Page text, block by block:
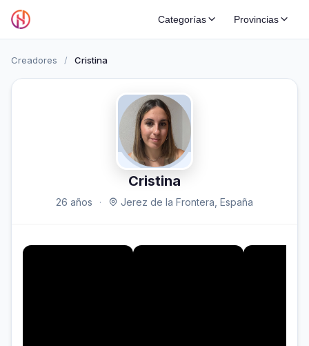
Categorías Provincias
Creadores / Cristina
Cristina
26 años · Jerez de la Frontera, España